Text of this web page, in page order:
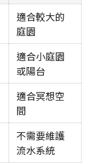
適合較大的
庭園
適合小庭園
或陽台
適合冥想空
間
不需要維護
流水系統